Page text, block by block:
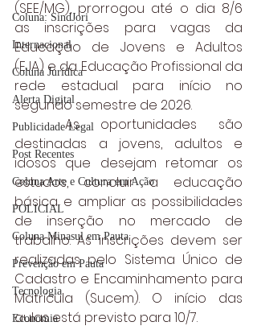
Coluna: SindJori
Internacional
Coluna Jurídica
Alerta Digital
Publicidade Legal
Post Recentes
Coluna Arte e Cultura em Ação
POLICIAL
Coluna Minasul em Pauta
Prevenção em Pauta
Tecnologia
Economia
(SEE/MG), prorrogou até o dia 8/6
as inscrições para vagas da
Educação de Jovens e Adultos
(EJA) e da Educação Profissional da
rede estadual para início no
segundo semestre de 2026.
	As oportunidades são
destinadas a jovens, adultos e
idosos que desejam retomar os
estudos, concluir a educação
básica e ampliar as possibilidades
de inserção no mercado de
trabalho. As inscrições devem ser
realizadas pelo Sistema Único de
Cadastro e Encaminhamento para
Matrícula (Sucem). O início das
aulas está previsto para 10/7.